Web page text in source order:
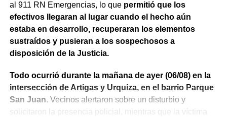
al 911 RN Emergencias, lo que permitió que los
efectivos llegaran al lugar cuando el hecho aún
estaba en desarrollo, recuperaran los elementos
sustraídos y pusieran a los sospechosos a
disposición de la Justicia.
Todo ocurrió durante la mañana de ayer (06/08) en la
intersección de Artigas y Urquiza, en el barrio Parque
San Juan. Vecinos alertaron sobre un disturbio y
solicitaron la presencia policial, mientras que la víctima